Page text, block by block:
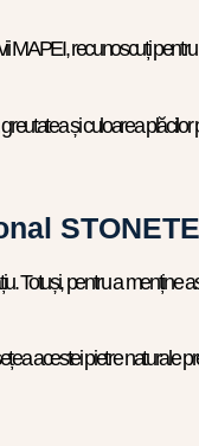
recunoscuți
și culoarea
Totuși, pentru a
acestei pietre